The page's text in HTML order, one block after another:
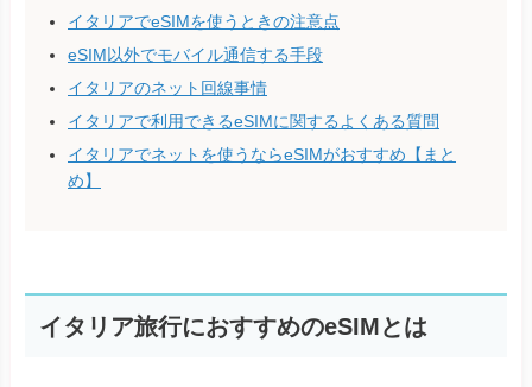
イタリアでeSIMを使うときの注意点
eSIM以外でモバイル通信する手段
イタリアのネット回線事情
イタリアで利用できるeSIMに関するよくある質問
イタリアでネットを使うならeSIMがおすすめ【まと
め】
イタリア旅行におすすめのeSIMとは